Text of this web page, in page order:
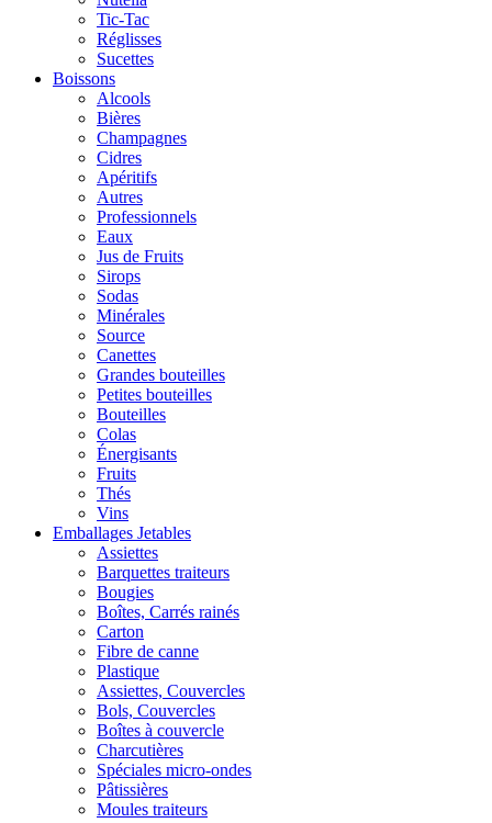
Tic-Tac
Réglisses
Sucettes
Boissons
Alcools
Bières
Champagnes
Cidres
Apéritifs
Autres
Professionnels
Eaux
Jus de Fruits
Sirops
Sodas
Minérales
Source
Canettes
Grandes bouteilles
Petites bouteilles
Bouteilles
Colas
Énergisants
Fruits
Thés
Vins
Emballages Jetables
Assiettes
Barquettes traiteurs
Bougies
Boîtes, Carrés rainés
Carton
Fibre de canne
Plastique
Assiettes, Couvercles
Bols, Couvercles
Boîtes à couvercle
Charcutières
Spéciales micro-ondes
Pâtissières
Moules traiteurs